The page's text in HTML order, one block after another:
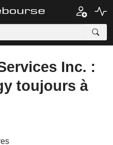
Inc. :
toujours à